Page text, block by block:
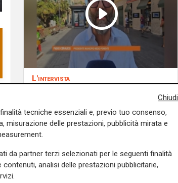
,
L'intervista
demonizziamo nessuno, ma
tolleranza zero verso chi
porta degrado"
07/08/2026
Chiudi
tecniche essenziali e, previo tuo consenso,
misurazione delle prestazioni, pubblicità mirata e
da partner terzi selezionati per le seguenti finalità
analisi delle prestazioni pubblicitarie,